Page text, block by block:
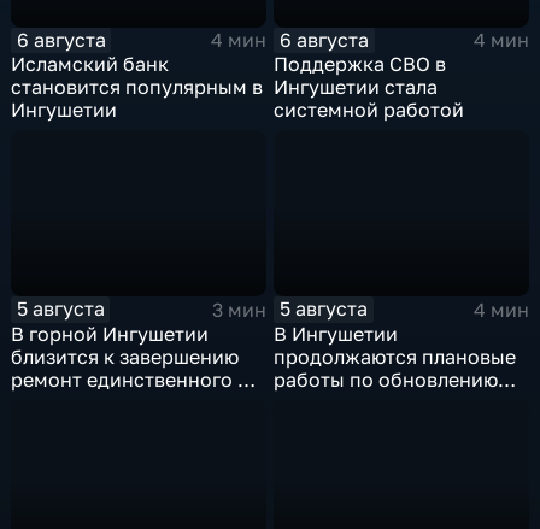
6 августа
4 мин
Исламский банк
становится популярным в
Ингушетии
6 августа
4 мин
Поддержка СВО в
Ингушетии стала
системной работой
5 августа
3 мин
В горной Ингушетии
близится к завершению
ремонт единственного в
5 августа
4 мин
В Ингушетии
продолжаются плановые
работы по обновлению